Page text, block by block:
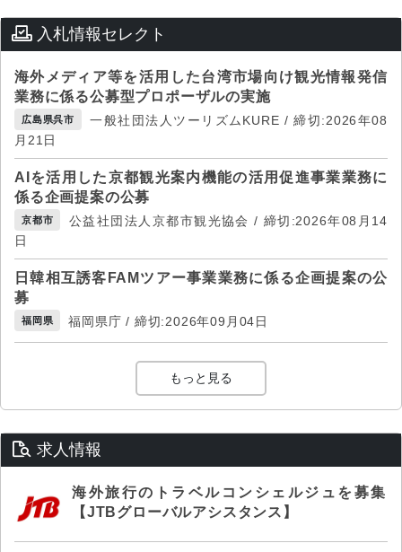
入札情報セレクト
海外メディア等を活用した台湾市場向け観光情報発信
業務に係る公募型プロポーザルの実施
広島県呉市
一般社団法人ツーリズムKURE / 締切:2026年08
月21日
AIを活用した京都観光案内機能の活用促進事業業務に
係る企画提案の公募
京都市
公益社団法人京都市観光協会 / 締切:2026年08月14
日
日韓相互誘客FAMツアー事業業務に係る企画提案の公
募
福岡県 福岡県庁 / 締切:2026年09月04日
もっと見る
求人情報
海外旅行のトラベルコンシェルジュを募集
【JTBグローバルアシスタンス】